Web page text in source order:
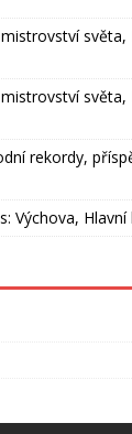
světa,
rekordy,
Výchova,